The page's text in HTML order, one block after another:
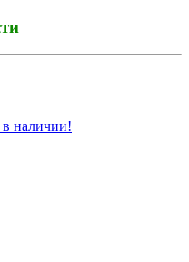
наличии!